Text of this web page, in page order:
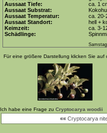
Aussaat Tiefe:
ca. 1
Aussaat Substrat:
Aussaat Temperatur:
ca. 20-
Aussaat Standort:
hell +
Keimzeit:
ca. 3-
Schädlinge:
Für eine größere Darstellung klicken Sie auf
Ich habe eine Frage zu Cryptocarya woodii
«« Cryptocarya